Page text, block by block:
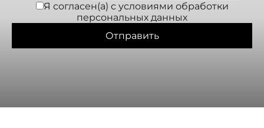
Я согласен(а) с условиями обработки
персональных данных
Отправить